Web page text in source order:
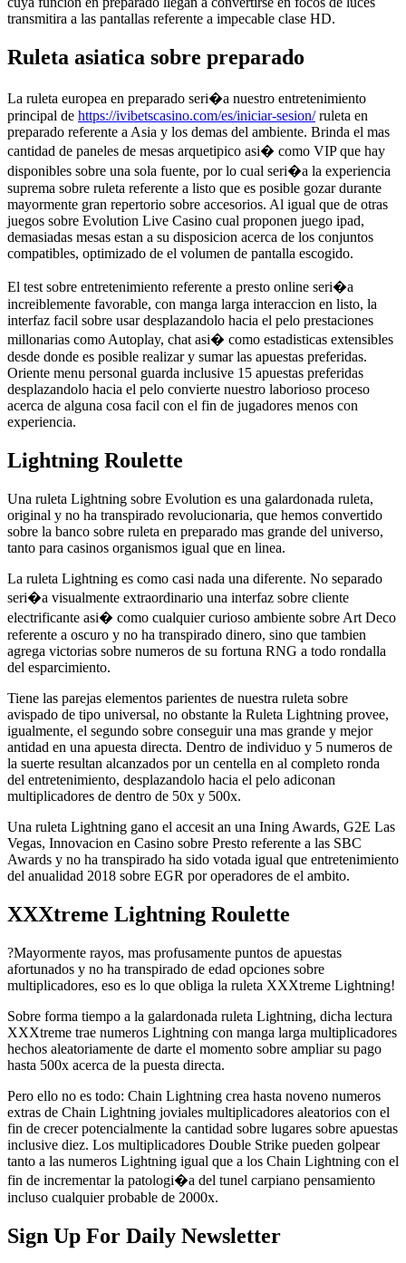
transmitira a las pantallas referente a impecable clase HD.
Ruleta asiatica sobre preparado
La ruleta europea en preparado seri�a nuestro entretenimiento
principal de https://ivibetscasino.com/es/iniciar-sesion/ruleta en
preparado referente a Asia y los demas del ambiente. Brinda el mas
cantidad de paneles de mesas arquetipico asi� como VIP que hay
disponibles sobre una sola fuente, por lo cual seri�a la experiencia
suprema sobre ruleta referente a listo que es posible gozar durante
mayormente gran repertorio sobre accesorios. Al igual que de otras
juegos sobre Evolution Live Casino cual proponen juego ipad,
demasiadas mesas estan a su disposicion acerca de los conjuntos
compatibles, optimizado de el volumen de pantalla escogido.
El test sobre entretenimiento referente a presto online seri�a
increiblemente favorable, con manga larga interaccion en listo, la
interfaz facil sobre usar desplazandolo hacia el pelo prestaciones
millonarias como Autoplay, chat asi� como estadisticas extensibles
desde donde es posible realizar y sumar las apuestas preferidas.
Oriente menu personal guarda inclusive 15 apuestas preferidas
desplazandolo hacia el pelo convierte nuestro laborioso proceso
acerca de alguna cosa facil con el fin de jugadores menos con
experiencia.
Lightning Roulette
Una ruleta Lightning sobre Evolution es una galardonada ruleta,
original y no ha transpirado revolucionaria, que hemos convertido
sobre la banco sobre ruleta en preparado mas grande del universo,
tanto para casinos organismos igual que en linea.
La ruleta Lightning es como casi nada una diferente. No separado
seri�a visualmente extraordinario una interfaz sobre cliente
electrificante asi� como cualquier curioso ambiente sobre Art Deco
referente a oscuro y no ha transpirado dinero, sino que tambien
agrega victorias sobre numeros de su fortuna RNG a todo rondalla
del esparcimiento.
Tiene las parejas elementos parientes de nuestra ruleta sobre
avispado de tipo universal, no obstante la Ruleta Lightning provee,
igualmente, el segundo sobre conseguir una mas grande y mejor
antidad en una apuesta directa. Dentro de individuo y 5 numeros de
la suerte resultan alcanzados por un centella en al completo ronda
del entretenimiento, desplazandolo hacia el pelo adiconan
multiplicadores de dentro de 50x y 500x.
Una ruleta Lightning gano el accesit an una Ining Awards, G2E Las
Vegas, Innovacion en Casino sobre Presto referente a las SBC
Awards y no ha transpirado ha sido votada igual que entretenimiento
del anualidad 2018 sobre EGR por operadores de el ambito.
XXXtreme Lightning Roulette
?Mayormente rayos, mas profusamente puntos de apuestas
afortunados y no ha transpirado de edad opciones sobre
multiplicadores, eso es lo que obliga la ruleta XXXtreme Lightning!
Sobre forma tiempo a la galardonada ruleta Lightning, dicha lectura
XXXtreme trae numeros Lightning con manga larga multiplicadores
hechos aleatoriamente de darte el momento sobre ampliar su pago
hasta 500x acerca de la puesta directa.
Pero ello no es todo: Chain Lightning crea hasta noveno numeros
extras de Chain Lightning joviales multiplicadores aleatorios con el
fin de crecer potencialmente la cantidad sobre lugares sobre apuestas
inclusive diez. Los multiplicadores Double Strike pueden golpear
tanto a las numeros Lightning igual que a los Chain Lightning con el
fin de incrementar la patologi�a del tunel carpiano pensamiento
incluso cualquier probable de 2000x.
Sign Up For Daily Newsletter